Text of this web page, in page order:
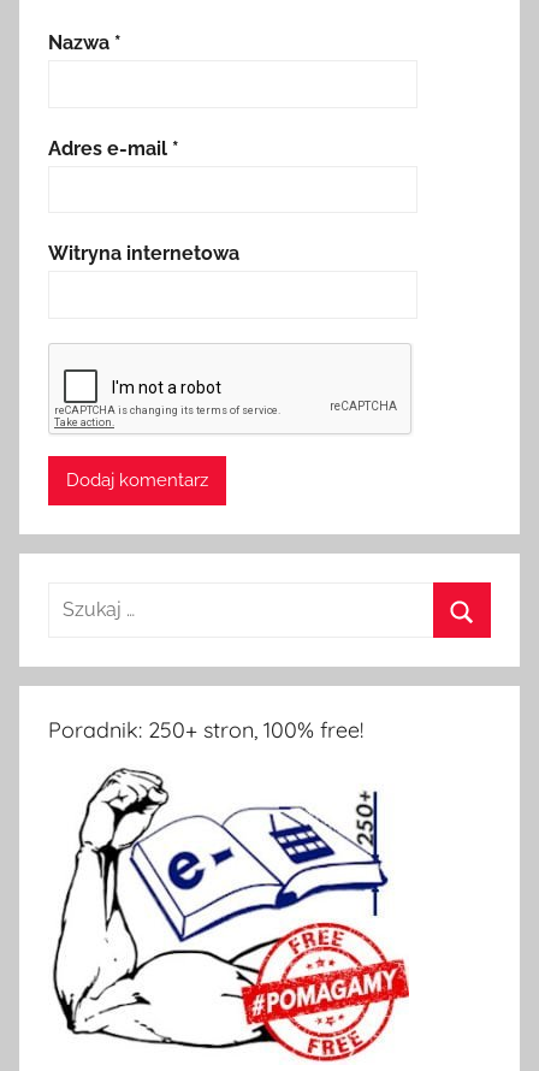
Nazwa *
Adres e-mail *
Witryna internetowa
Poradnik: 250+ stron, 100% free!